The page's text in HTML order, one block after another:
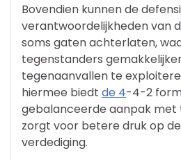
Bovendien kunnen de
verantwoordelijkheden van
soms gaten achterlaten,
tegenstanders
tegenaanvallen te
hiermee biedt de 4-4-2
gebalanceerde aanpak met
zorgt voor betere druk op
verdediging.